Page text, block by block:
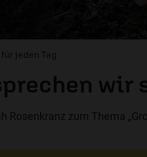
jeden Tag
wir
Rosenkranz zum Thema